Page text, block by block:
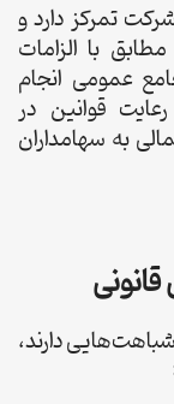
تمرکز دارد و
با الزامات
عمومی انجام
قوانین در
به سهامداران
دارند،